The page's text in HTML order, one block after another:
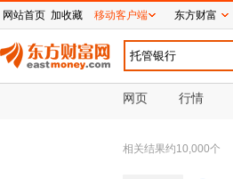
网页 行情
相关结果约10,000个
网站首页 加收藏 移动客户端 东方财富